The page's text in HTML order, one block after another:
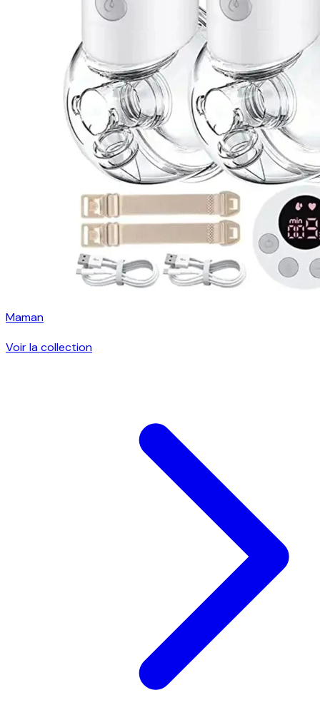
Maman
Voir la collection